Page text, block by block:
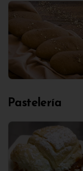
Pastelería